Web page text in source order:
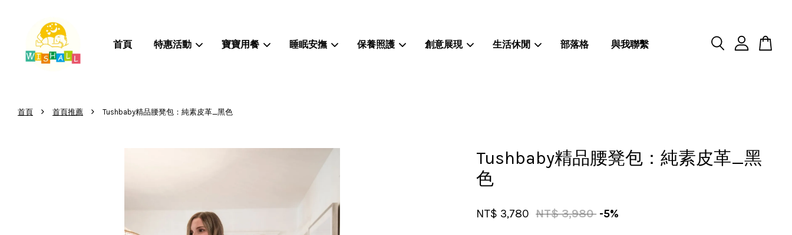
首頁 特惠活動 寶寶用餐 睡眠安撫 保養照護 創意展現 生活休閒 部落格 與我聯繫
首頁 › 首頁推薦 › Tushbaby精品腰凳包：純素皮革_黑色
Tushbaby精品腰凳包：純素皮革_黑
色
NT$ 3,780 NT$ 3,980 -5%